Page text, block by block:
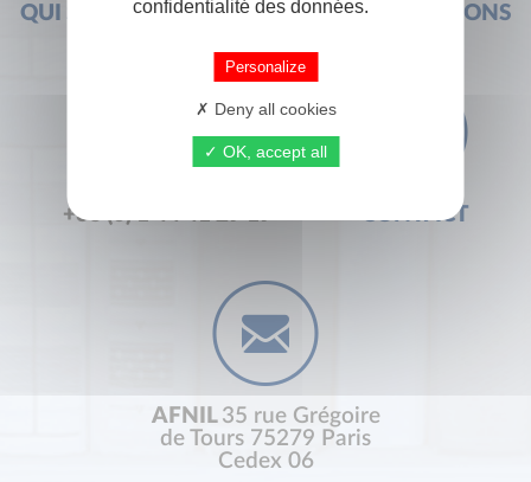
QUI SOMMES-NOUS ? FOIRE AUX QUESTIONS
+33 (0) 1 44 41 29 19 CONTACT
AFNIL 35 rue Grégoire
de Tours 75279 Paris
Cedex 06
confidentialité des données.
Personalize
Deny all cookies
OK, accept all